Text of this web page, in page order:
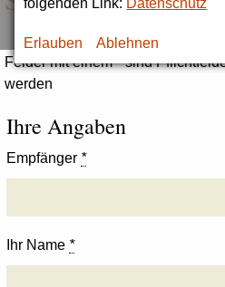
folgenden Link: Datenschutz
Erlauben Ablehnen
Felder mit einem * sind
werden
Ihre Angaben
Empfänger *
Ihr Name *